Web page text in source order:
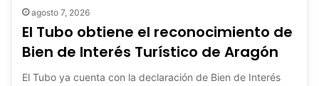
agosto 7, 2026
El Tubo obtiene el reconocimiento de
Bien de Interés Turístico de Aragón
El Tubo ya cuenta con la declaración de Bien de Interés